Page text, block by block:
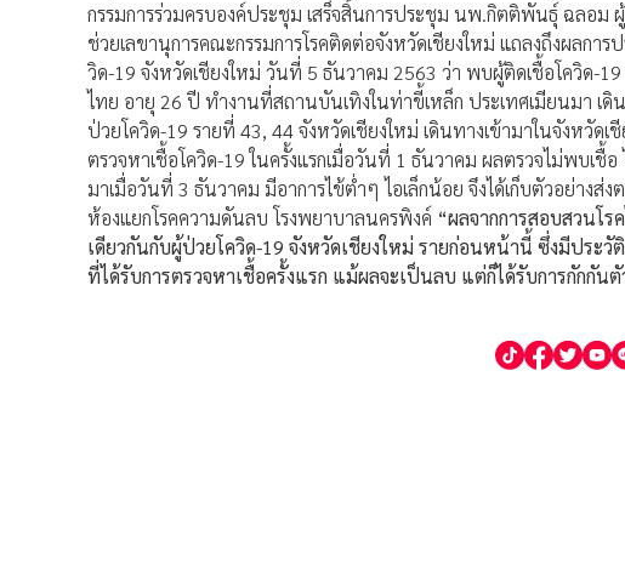
กรรมการร่วมครบองค์ประชุม เสร็จสิ้นการประชุม นพ.กิตติพันธุ์ ฉลอม
ช่วยเลขานุการคณะกรรมการโรคติดต่อจังหวัดเชียงใหม่ แถลงถึงผลกา
วิด-19 จังหวัดเชียงใหม่ วันที่ 5 ธันวาคม 2563 ว่า พบผู้ติดเชื้อโควิด-
ไทย อายุ 26 ปี ทำงานที่สถานบันเทิงในท่าขี้เหล็ก ประเทศเมียนมา เ
ป่วยโควิด-19 รายที่ 43, 44 จังหวัดเชียงใหม่ เดินทางเข้ามาในจังหวัด
ตรวจหาเชื้อโควิด-19 ในครั้งแรกเมื่อวันที่ 1 ธันวาคม ผลตรวจไม่พบเ
มาเมื่อวันที่ 3 ธันวาคม มีอาการไข้ต่ำๆ ไอเล็กน้อย จึงได้เก็บตัวอย่างส่
ห้องแยกโรคความดันลบ โรงพยาบาลนครพิงค์ “ผลจากการสอบสวนโ
เดียวกันกับผู้ป่วยโควิด-19 จังหวัดเชียงใหม่ รายก่อนหน้านี้ ซึ่งมีประ
ที่ได้รับการตรวจหาเชื้อครั้งแรก แม้ผลจะเป็นลบ แต่ก็ได้รับการกักกัน